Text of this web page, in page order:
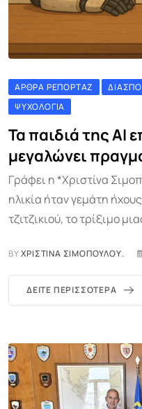
ΆΡΘΡΑ ΡΕΠΟΡΤΆΖ
ΨΥΧΟΛΟΓΊΑ
Τα παιδιά της ΑΙ
μεγαλώνει
Γράφει η *Χριστίνα
ηλικία ήταν γεμάτη
τζιτζικιού, το τρίξιμο
BYΧΡΙΣΤΊΝΑ ΣΙΜΟΠΟΎΛΟΥ.
ΔΕΊΤΕ ΠΕΡΙΣΣΌΤΕΡΑ